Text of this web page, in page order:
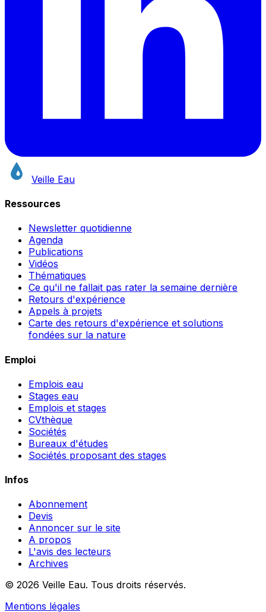
Veille Eau
Ressources
Newsletter quotidienne
Agenda
Publications
Vidéos
Thématiques
Ce qu'il ne fallait pas rater la semaine dernière
Retours d'expérience
Appels à projets
Carte des retours d'expérience et solutions
fondées sur la nature
Emploi
Emplois eau
Stages eau
Emplois et stages
CVthèque
Sociétés
Bureaux d'études
Sociétés proposant des stages
Infos
Abonnement
Devis
Annoncer sur le site
A propos
L'avis des lecteurs
Archives
© 2026 Veille Eau. Tous droits réservés.
Mentions légales